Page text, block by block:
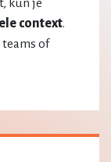
kun je
context.
teams of